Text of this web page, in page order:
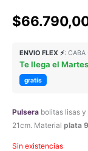
$
ENVIO FLEX ⚡:
Te llega el Martes
gratis
Pulsera bolitas lisas
21cm. Material plata
Sin existencias